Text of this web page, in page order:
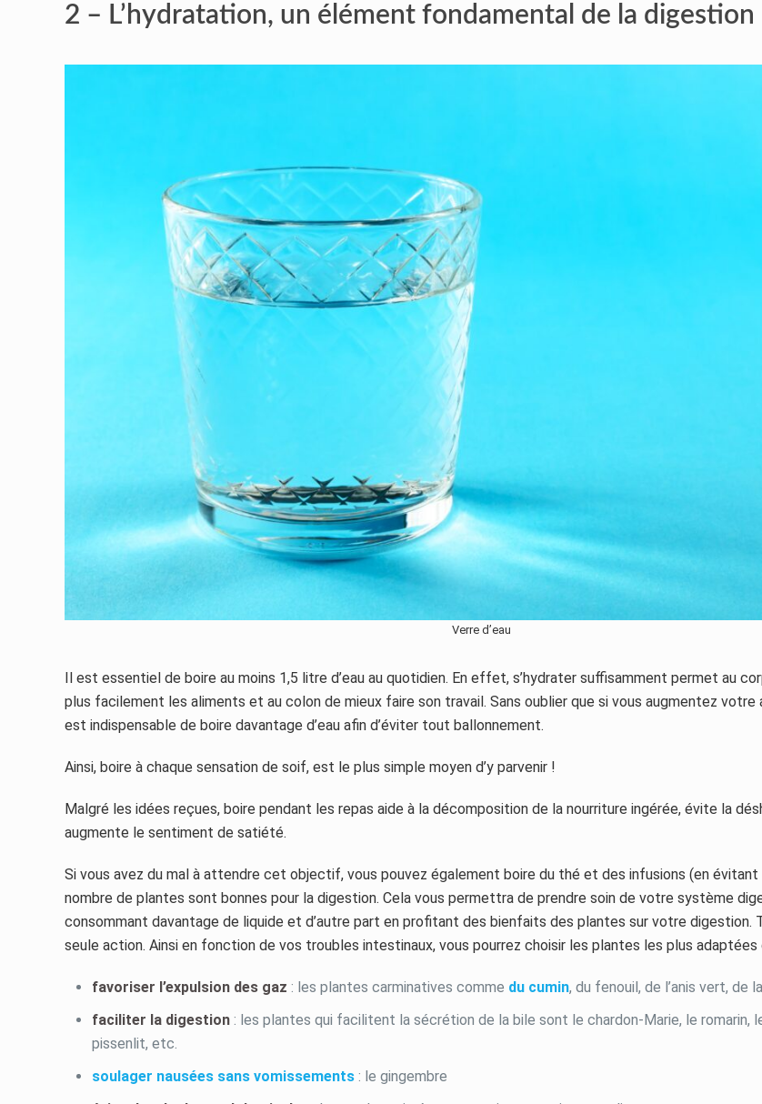
2 – L’hydratation, un élément fondamental de la digestion
Verre d’eau
Il est essentiel de boire au moins 1,5 litre d’eau au quotidien. En effet, s’hydrater suffisamment permet au
plus facilement les aliments et au colon de mieux faire son travail. Sans oublier que si vous augmentez votre
est indispensable de boire davantage d’eau afin d’éviter tout ballonnement.
Ainsi, boire à chaque sensation de soif, est le plus simple moyen d’y parvenir !
Malgré les idées reçues, boire pendant les repas aide à la décomposition de la nourriture ingérée, évite la
augmente le sentiment de satiété.
Si vous avez du mal à attendre cet objectif, vous pouvez également boire du thé et des infusions (en évitant
nombre de plantes sont bonnes pour la digestion. Cela vous permettra de prendre soin de votre système
consommant davantage de liquide et d’autre part en profitant des bienfaits des plantes sur votre digestion.
seule action. Ainsi en fonction de vos troubles intestinaux, vous pourrez choisir les plantes les plus adaptées
favoriser l’expulsion des gaz: les plantes carminatives comme du cumin, du fenouil, de l’anis vert, de
faciliter la digestion : les plantes qui facilitent la sécrétion de la bile sont le chardon-Marie, le romarin,
pissenlit, etc.
soulager nausées sans vomissements : le gingembre